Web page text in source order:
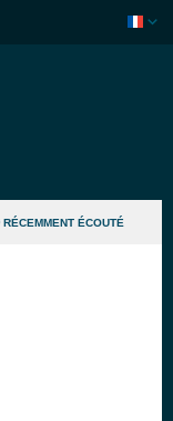
RÉCEMMENT ÉCOUTÉ